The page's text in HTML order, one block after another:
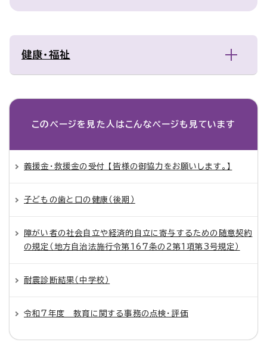
健康・福祉
このページを見た人は こんなページも見ています
義援金・救援金の受付 【皆様の御協力をお願いします。】
子どもの歯と口の健康（後期）
障がい者の社会自立や経済的自立に寄与するための随意契約
の規定（地方自治法施行令第167条の2第1項第3号規定）
耐震診断結果（中学校）
令和7年度 教育に関する事務の点検・評価